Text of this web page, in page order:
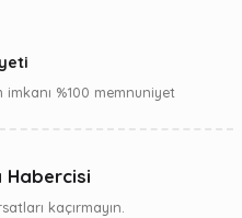
%100 memnuniyet
Habercisi
kaçırmayın.